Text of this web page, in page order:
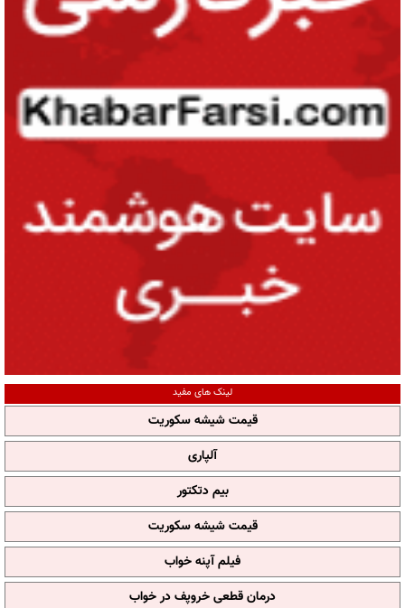
لینک های مفید
قیمت شیشه سکوریت
آلپاری
بیم دتکتور
قیمت شیشه سکوریت
فیلم آپنه خواب
درمان قطعی خروپف در خواب